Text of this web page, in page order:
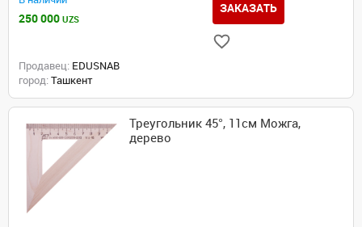
250 000 UZS
ЗАКАЗАТЬ
Продавец: EDUSNAB
город: Ташкент
Треугольник 45°, 11см Можга,
дерево